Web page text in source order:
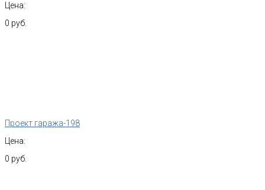
Цена:
0 руб.
Проект гаража-198
Цена:
0 руб.